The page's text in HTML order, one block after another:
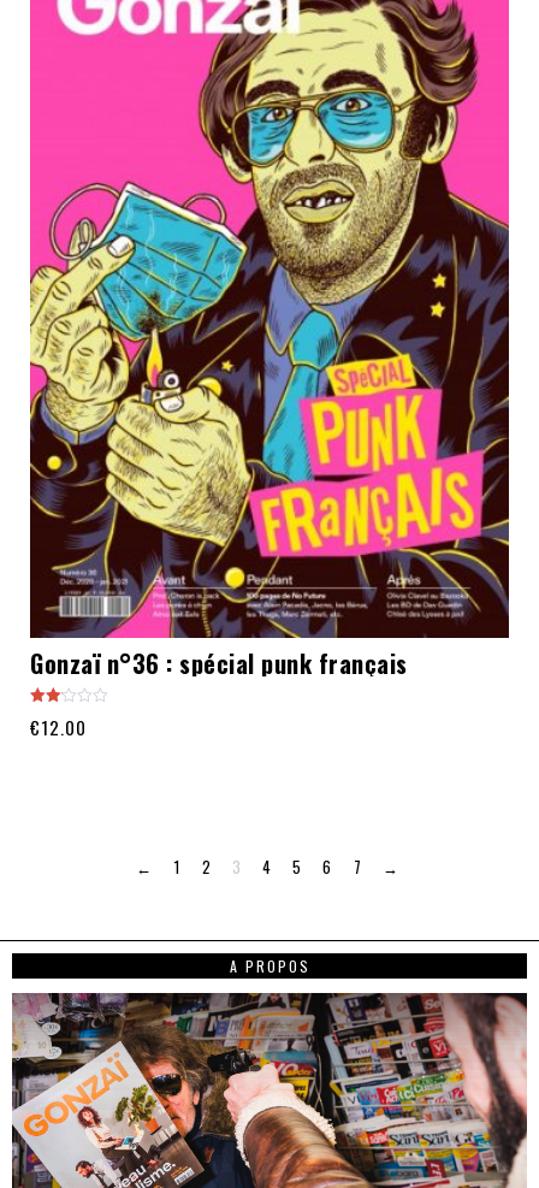
Gonzaï n°36 : spécial punk français
2.06
€12.00
← 1 2 3 4 5 6 7 →
A PROPOS